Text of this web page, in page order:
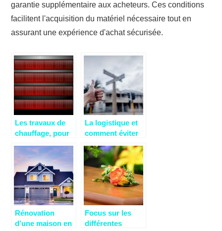
garantie supplémentaire aux acheteurs. Ces conditions
facilitent l'acquisition du matériel nécessaire tout en
assurant une expérience d'achat sécurisée.
Les travaux de
chauffage, pour
avec le devis
chauffagiste
La logistique et
comment éviter
son
déménagement
Rénovation
d’une maison en
Focus sur les
différentes